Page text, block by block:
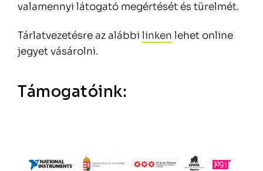
valamennyi látogató megértését és türelmét.
Tárlatvezetésre az alábbi linken lehet online
jegyet vásárolni.
Támogatóink: